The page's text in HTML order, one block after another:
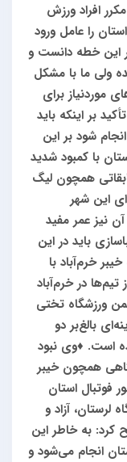
افراد ورزش
را عامل ورود
این خطه دانست و
ولی ما با مشکل
موردنیاز برای
بر اینکه باید
شود بر این
با کمبود شدید
همچون لیگ
این شهر
نیز عمر مفید
باید در این
خرم‌آباد با
تیم‌ها در خرم‌آباد
ورزشگاه تختی
بالغ‌بر دو
است. ♦️وی نبود
همچون خیبر
فوتبال استان
لرستان، آزاد و
کرد: به خاطر این
انجام می‌شود و